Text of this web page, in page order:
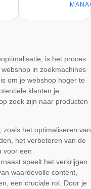
is het proces
in zoekmachines
om je webshop hoger te
klanten je
zoek zijn naar producten
zoals het optimaliseren van
het verbeteren van de
voor een
speelt het verkrijgen
waardevolle content,
een cruciale rol. Door je